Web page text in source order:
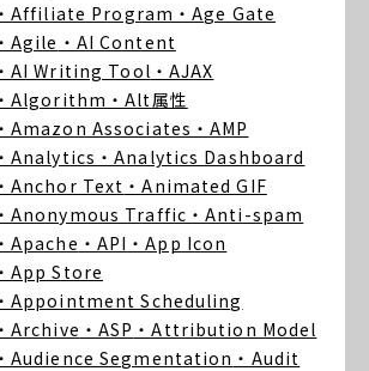
・Affiliate Program ・Age Gate
・Agile ・AI Content
・AI Writing Tool ・AJAX
・Algorithm ・Alt属性
・Amazon Associates ・AMP
・Analytics ・Analytics Dashboard
・Anchor Text ・Animated GIF
・Anonymous Traffic ・Anti-spam
・Apache ・API ・App Icon
・App Store
・Appointment Scheduling
・Archive ・ASP ・Attribution Model
・Audience Segmentation ・Audit